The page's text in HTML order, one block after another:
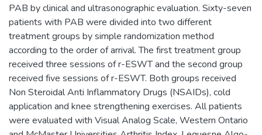
PAB by clinical and ultrasonographic evaluation. Sixty-seven
patients with PAB were divided into two different
treatment groups by simple randomization method
according to the order of arrival. The first treatment group
received three sessions of r-ESWT and the second group
received five sessions of r-ESWT. Both groups received
Non Steroidal Anti Inflammatory Drugs (NSAIDs), cold
application and knee strengthening exercises. All patients
were evaluated with Visual Analog Scale, Western Ontario